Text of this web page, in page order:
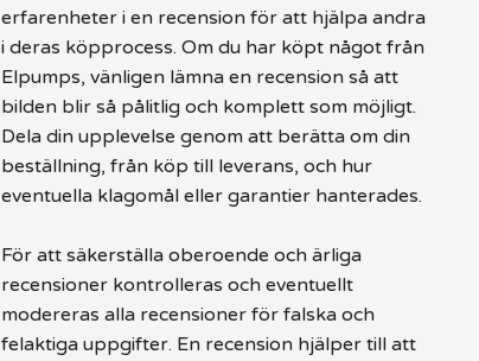
erfarenheter i en recension för att hjälpa andra
i deras köpprocess. Om du har köpt något från
Elpumps, vänligen lämna en recension så att
bilden blir så pålitlig och komplett som möjligt.
Dela din upplevelse genom att berätta om din
beställning, från köp till leverans, och hur
eventuella klagomål eller garantier hanterades.
För att säkerställa oberoende och ärliga
recensioner kontrolleras och eventuellt
modereras alla recensioner för falska och
felaktiga uppgifter. En recension hjälper till att